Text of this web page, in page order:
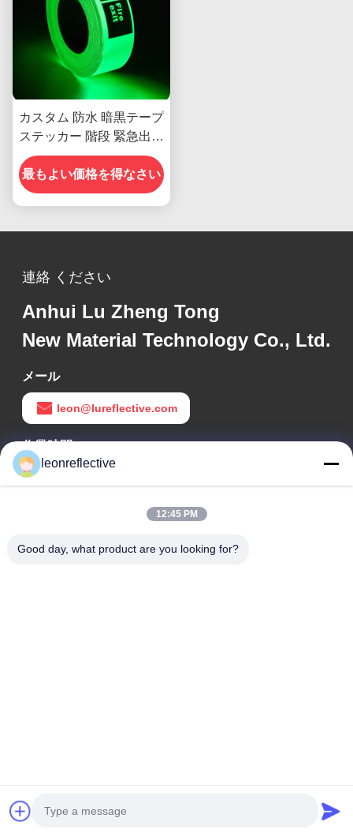
カスタム 防水 暗黒テープ
ステッカー 階段 緊急出口
標識
最もよい価格を得なさい
連絡 ください
Anhui Lu Zheng Tong
New Material Technology Co., Ltd.
メール
leon@lureflective.com
作業時間
9:00-18:00
2階,D2ビル,黄井科学技術公園,ハイテクゾーン,河北,安??,中国
プライバシーポリシー
leonreflective
12:45 PM
Good day, what product are you looking for?